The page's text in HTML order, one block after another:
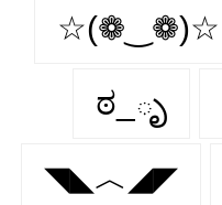
☆(❁‿❁)☆
ಠ_ృ
◥◣︿◢◤